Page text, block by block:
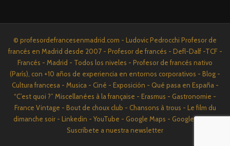
© profesordefrancesenmadrid.com - Ludovic Pedrocchi Profesor de
francés en Madrid desde 2007 - Profesor de francés - Defl-Dalf -TCF -
Francés - Madrid - Todos los niveles - Profesor de francés nativo
(París), con +10 años de experiencia en entornos corporativos - Blog -
Cultura francesa - Musica - Ciné - Exposición - Qué pasa en España -
“C’est quoi ?” Miscellanées à la française - Erasmus - Gastronomie -
France Vintage - Bout de choux club - Chansons à trous - Le film du
dimanche soir - Linkedin - YouTube - Google Maps - Google News -
Suscríbete a nuestra newsletter